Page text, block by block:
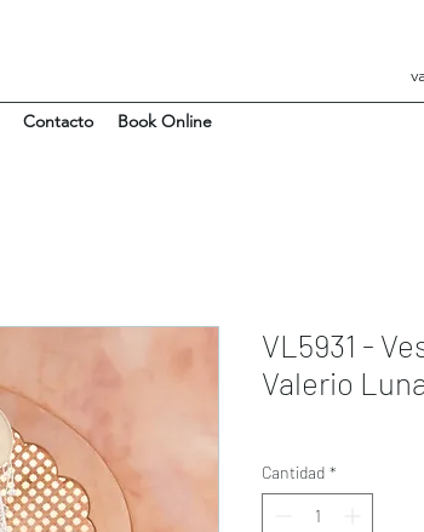
Contacto Book Online
VL5931 -
Valerio Luna
Cantidad *